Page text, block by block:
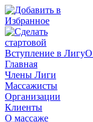
Вступление в ЛигуО
Главная
Члены Лиги
Массажисты
Организации
Клиенты
О массаже